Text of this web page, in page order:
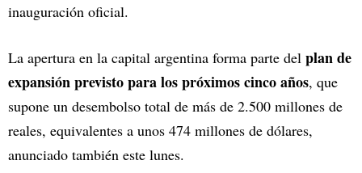
inauguración oficial.
La apertura en la capital argentina forma parte del plan de
expansión previsto para los próximos cinco años, que
supone un desembolso total de más de 2.500 millones de
reales, equivalentes a unos 474 millones de dólares,
anunciado también este lunes.